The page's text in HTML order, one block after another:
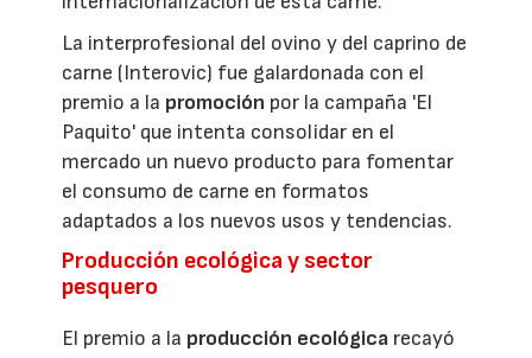
La interprofesional del ovino y del caprino de
carne (Interovic) fue galardonada con el
premio a la promoción por la campaña 'El
Paquito' que intenta consolidar en el
mercado un nuevo producto para fomentar
el consumo de carne en formatos
adaptados a los nuevos usos y tendencias.
Producción ecológica y sector
pesquero
El premio a la producción ecológica recayó